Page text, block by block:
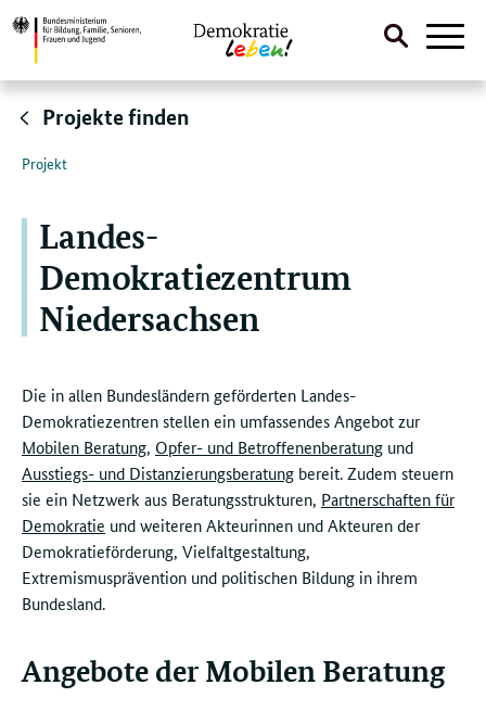
Direktlink:
Suche
Projekte finden
Projekt
Landes-
Demokratiezentrum
Niedersachsen
Die in allen Bundesländern geförderten Landes-
Demokratiezentren stellen ein umfassendes Angebot zur
Mobilen Beratung, Opfer- und Betroffenenberatung und
Ausstiegs- und Distanzierungsberatung bereit. Zudem steuern
sie ein Netzwerk aus Beratungsstrukturen, Partnerschaften für
Demokratie und weiteren Akteurinnen und Akteuren der
Demokratieförderung, Vielfaltgestaltung,
Extremismusprävention und politischen Bildung in ihrem
Bundesland.
Angebote der Mobilen Beratung